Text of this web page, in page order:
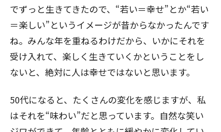
でずっと生きてきたので、“若い＝幸せ”とか“若い
＝楽しい”というイメージが昔からなかったんです
ね。みんな年を重ねるわけだから、いかにそれを
受け入れて、楽しく生きていくかということをし
ないと、絶対に人は幸せではないと思います。
50代になると、たくさんの変化を感じますが、私
はそれを“味わい”だと思っています。自然な笑い